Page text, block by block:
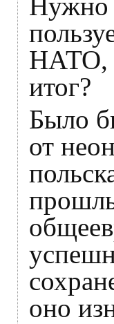
НАТО,
итог?
Было
от
оно